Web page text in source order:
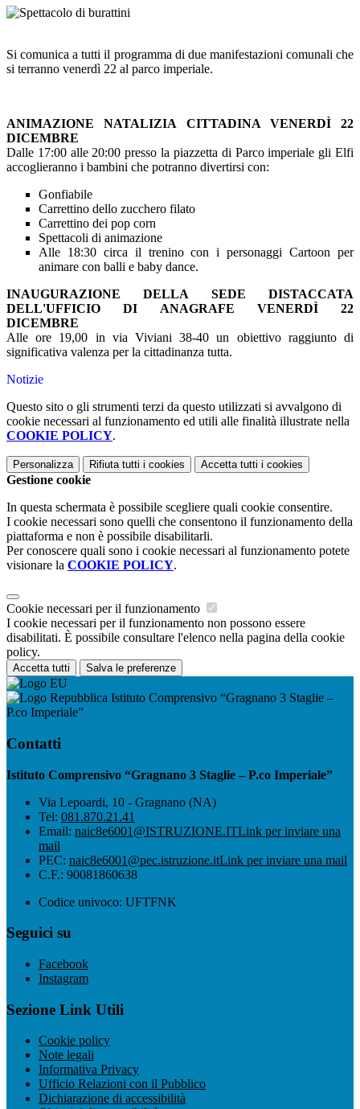
Si comunica a tutti il programma di due manifestazioni comunali che
si terranno venerdì 22 al parco imperiale.
ANIMAZIONE NATALIZIA CITTADINA VENERDÌ 22
DICEMBRE
Dalle 17:00 alle 20:00 presso la piazzetta di Parco imperiale gli Elfi
accoglieranno i bambini che potranno divertirsi con:
Gonfiabile
Carrettino dello zucchero filato
Carrettino dei pop corn
Spettacoli di animazione
Alle 18:30 circa il trenino con i personaggi Cartoon per
animare con balli e baby dance.
INAUGURAZIONE DELLA SEDE DISTACCATA
DELL'UFFICIO DI ANAGRAFE VENERDÌ 22
DICEMBRE
Alle ore 19,00 in via Viviani 38-40un obiettivo raggiunto di
significativa valenza per la cittadinanza tutta.
Notizie
Questo sito o gli strumenti terzi da questo utilizzati si avvalgono di
cookie necessari al funzionamento ed utili alle finalità illustrate nella
COOKIE POLICY.
Personalizza Rifiuta tutti i cookies Accetta tutti i cookies
Gestione cookie
In questa schermata è possibile scegliere quali cookie consentire.
I cookie necessari sono quelli che consentono il funzionamento della
piattaforma e non è possibile disabilitarli.
Per conoscere quali sono i cookie necessari al funzionamento potete
visionare la COOKIE POLICY.
Cookie necessari per il funzionamento
I cookie necessari per il funzionamento non possono essere
disabilitati. È possibile consultare l'elenco nella pagina della cookie
policy.
Accetta tutti Salva le preferenze
Istituto Comprensivo “Gragnano 3 Staglie –
P.co Imperiale”
Contatti
Istituto Comprensivo “Gragnano 3 Staglie – P.co Imperiale”
Via Lepoardi, 10 - Gragnano (NA)
Tel: 081.870.21.41
Email: naic8e6001@ISTRUZIONE.ITLink per inviare una
mail
PEC: naic8e6001@pec.istruzione.itLink per inviare una mail
C.F.: 90081860638
Codice univoco: UFTFNK
Seguici su
Facebook
Instagram
Sezione Link Utili
Cookie policy
Note legali
Informativa Privacy
Ufficio Relazioni con il Pubblico
Dichiarazione di accessibilità